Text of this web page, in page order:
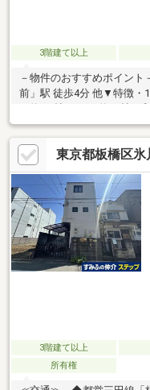
3階建て以上
－物件のおすすめポイン
前」駅 徒歩4分 他▼特徴・
10.5帖のLDKに約9帖・約
9帖の洋室や約3帖の納戸(
駐車スペース有(車種によ
校 徒歩3分(約190m)・板橋
まい探しをお手伝いしま
はお気軽にお問い合わせく
東京都板橋区氷
3階建て以上
所有権